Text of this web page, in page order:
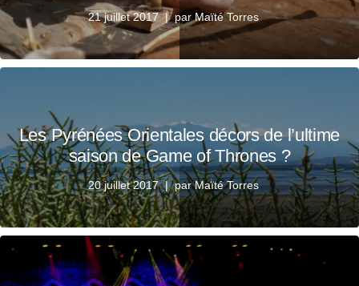
21 juillet 2017 parMaïté Torres
Les Pyrénées Orientales décors de l’ultime
saison de Game of Thrones ?
20 juillet 2017 parMaïté Torres